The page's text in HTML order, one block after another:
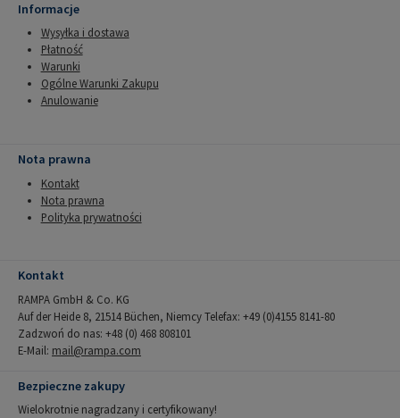
Informacje
Wysyłka i dostawa
Płatność
Warunki
Ogólne Warunki Zakupu
Anulowanie
Nota prawna
Kontakt
Nota prawna
Polityka prywatności
Kontakt
RAMPA GmbH & Co. KG
Auf der Heide 8, 21514 Büchen, Niemcy Telefax: +49 (0)4155 8141-80
Zadzwoń do nas: +48 (0) 468 808101
E-Mail: mail@rampa.com
Bezpieczne zakupy
Wielokrotnie nagradzany i certyfikowany!